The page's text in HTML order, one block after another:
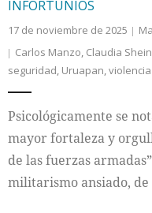
INFORTUNIOS
17 de noviembre de 2025
Carlos Manzo, Claudia
seguridad, Uruapan,violencia
Psicológicamente se
mayor fortaleza y
de las fuerzas
militarismo ansiado,